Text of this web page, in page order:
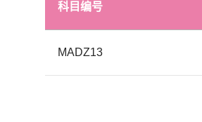
科目编号
MADZ13